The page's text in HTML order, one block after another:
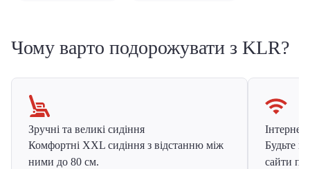
Чому варто подорожувати з KLR?
Зручні та великі сидіння
Комфортні XXL сидіння з відстанню між
ними до 80 см.
Інтернет
Будьте
сайти